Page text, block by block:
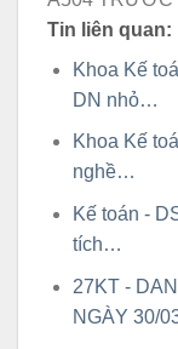
Tin liên quan:
Khoa Kế
DN nhỏ…
Khoa Kế
nghề…
Kế toán -
tích…
27KT -
NGÀY 30/